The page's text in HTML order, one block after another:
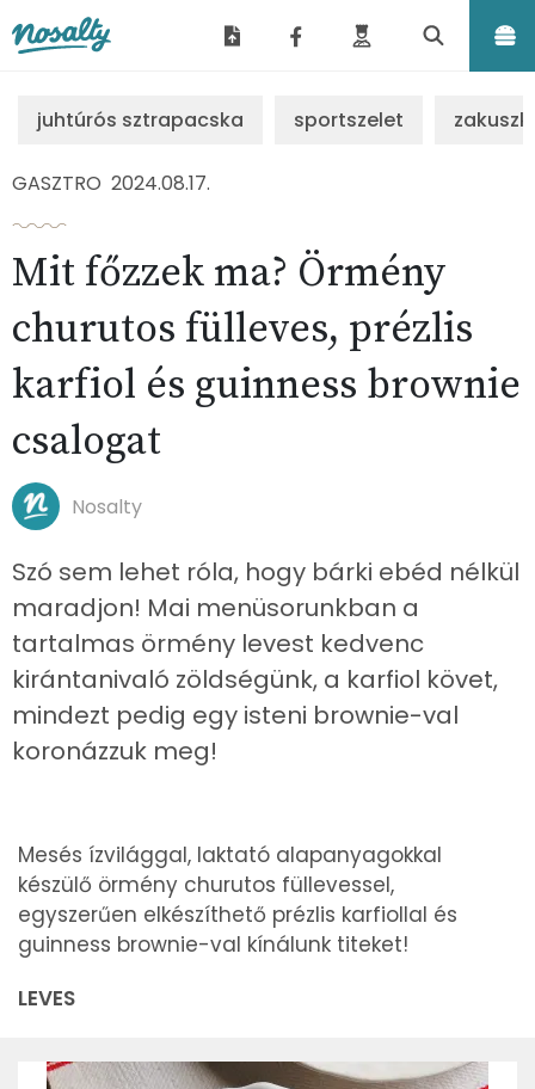
juhtúrós sztrapacska sportszelet
GASZTRO 2024.08.17.
Mit főzzek ma? Örmény
churutos fülleves, prézlis
karfiol és guinness brownie
csalogat
Nosalty
Szó sem lehet róla, hogy bárki ebéd nélkül
maradjon! Mai menüsorunkban a
tartalmas örmény levest kedvenc
kirántanivaló zöldségünk, a karfiol követ,
mindezt pedig egy isteni brownie-val
koronázzuk meg!
Mesés ízvilággal, laktató alapanyagokkal
készülő örmény churutos füllevessel,
egyszerűen elkészíthető prézlis karfiollal és
guinness brownie-val kínálunk titeket!
LEVES